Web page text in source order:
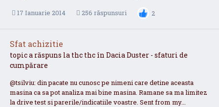
17 Ianuarie 2014 256 răspunsuri 2
Sfat achizitie
topic a răspuns la thc thc în Dacia Duster - sfaturi de
cumpărare
@tsilviu: din pacate nu cunosc pe nimeni care detine aceasta
masina ca sa pot analiza mai bine masina. Ramane sa ma limitez
la drive test si parerile/indicatiile voastre. Sent from my...